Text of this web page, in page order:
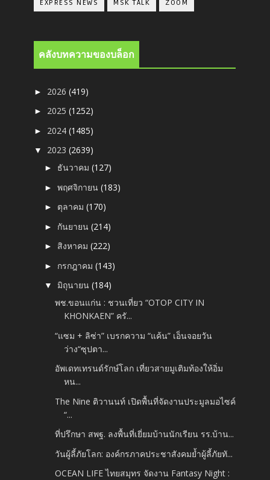
EXPRESS NEWS MSK TALK ZOOM
คลังบทความของบล็อก
► 2026(419)
► 2025(1252)
► 2024(1485)
▼ 2023(2639)
► ธันวาคม(127)
►พฤศจิกายน(183)
► ตุลาคม(170)
► กันยายน(214)
► สิงหาคม(222)
► กรกฎาคม(143)
▼ มิถุนายน(184)
พช.ขอนแก่น : ชวนเที่ยว “OTOP CITY IN
KHONKAEN” ครั...
“แซม + ลิซ่า” เบรกความ “แค้น” เอ็นจอยวัน
ว่าง“ซุปตา...
อัพเดทเทรนด์รักษ์โลก เที่ยวสายมูเติมท้องให้อิ่ม
หน...
The Nine ติวานนท์ เปิดพื้นที่จัดงานประมูลมอไซค์
“...
ที่ปรึกษา สพฐ. ลงพื้นที่เยี่ยมบ้านนักเรียน รร.บ้าน...
วันผู้ลี้ภัยโลก: องค์กรภาคประชาสังคมย้ำผู้ลี้ภัยทั...
OCEAN LIFE ไทยสมุทร จัดงาน Fantasy Night :